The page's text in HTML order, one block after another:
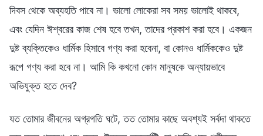
দিবস থেকে অব্যহতি পাবে না। ভালো লোকেরা সব সময় ভালোই থাকবে,
এবং যেদিন ঈশ্বরের কাজ শেষ হবে তখন, তাদের প্রকাশ করা হবে। একজন
দুষ্ট ব্যক্তিকেও ধার্মিক হিসাবে গণ্য করা হবেনা, বা কোনও ধার্মিককেও দুষ্ট
রূপে গণ্য করা হবে না। আমি কি কখনো কোন মানুষকে অন্যায়ভাবে
অভিযুক্ত হতে দেব?
যত তোমার জীবনের অগ্রগতি ঘটে, তত তোমার কাছে অবশ্যই সর্বদা থাকতে